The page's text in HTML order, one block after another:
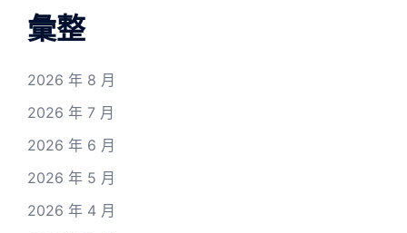
彙整
2026 年 8 月
2026 年 7 月
2026 年 6 月
2026 年 5 月
2026 年 4 月